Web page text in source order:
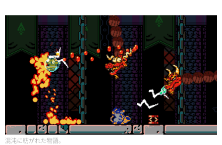
混沌に紡がれた物語。